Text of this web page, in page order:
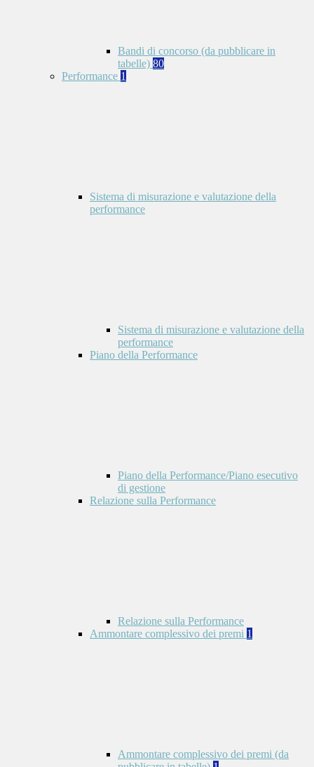
Bandi di concorso (da pubblicare in
tabelle) 80
Performance 1
Sistema di misurazione e valutazione della
performance
Sistema di misurazione e valutazione della
performance
Piano della Performance
Piano della Performance/Piano esecutivo
di gestione
Relazione sulla Performance
Relazione sulla Performance
Ammontare complessivo dei premi 1
Ammontare complessivo dei premi (da